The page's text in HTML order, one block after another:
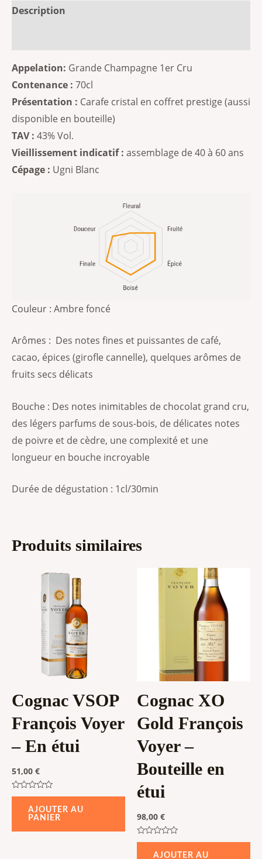
Description
Appelation: Grande Champagne 1er Cru
Contenance : 70cl
Présentation : Carafe cristal en coffret prestige (aussi
disponible en bouteille)
TAV : 43% Vol.
Vieillissement indicatif : assemblage de 40 à 60 ans
Cépage : Ugni Blanc
Couleur : Ambre foncé
Arômes : Des notes fines et puissantes de café,
cacao, épices (girofle cannelle), quelques arômes de
fruits secs délicats
Bouche : Des notes inimitables de chocolat grand cru,
des légers parfums de sous-bois, de délicates notes
de poivre et de cèdre, une complexité et une
longueur en bouche incroyable
Durée de dégustation : 1cl/30min
Produits similaires
Cognac VSOP
François Voyer
– En étui
51,00 €
Note
AJOUTER AU
PANIER
Cognac XO
Gold François
Voyer –
Bouteille en
étui
98,00 €
Note
AJOUTER AU